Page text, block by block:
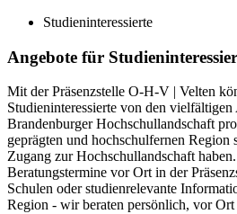
Studieninteressierte
Angebote für
Mit der Präsenzstelle O-H-V | Velten
Studieninteressierte von den
Brandenburger Hochschullandschaft
geprägten und hochschulfernen Region
Zugang zur Hochschullandschaft
Beratungstermine vor Ort in der
Schulen oder studienrelevante
Region - wir beraten persönlich, vor Ort